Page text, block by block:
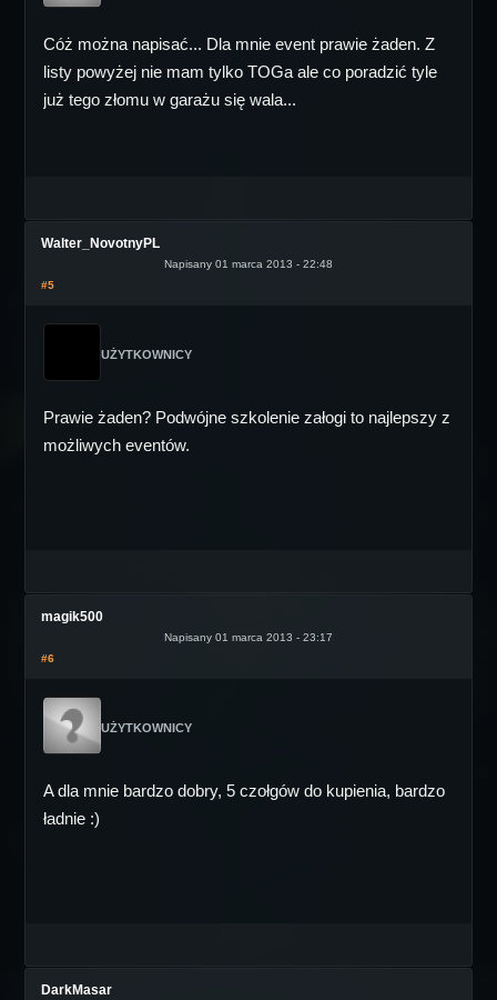
Cóż można napisać... Dla mnie event prawie żaden. Z
listy powyżej nie mam tylko TOGa ale co poradzić tyle
już tego złomu w garażu się wala...
Walter_NovotnyPL
Napisany 01 marca 2013 - 22:48
#5
UŻYTKOWNICY
Prawie żaden? Podwójne szkolenie załogi to najlepszy z
możliwych eventów.
magik500
Napisany 01 marca 2013 - 23:17
#6
UŻYTKOWNICY
A dla mnie bardzo dobry, 5 czołgów do kupienia, bardzo
ładnie :)
DarkMasar